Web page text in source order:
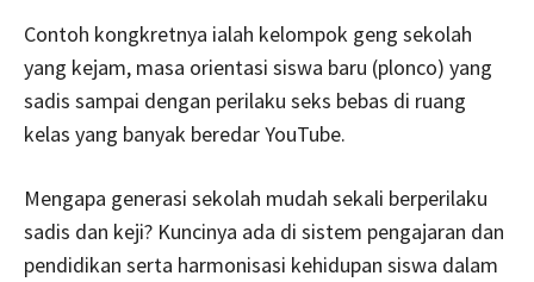
Contoh kongkretnya ialah kelompok geng sekolah
yang kejam, masa orientasi siswa baru (plonco) yang
sadis sampai dengan perilaku seks bebas di ruang
kelas yang banyak beredar YouTube.
Mengapa generasi sekolah mudah sekali berperilaku
sadis dan keji? Kuncinya ada di sistem pengajaran dan
pendidikan serta harmonisasi kehidupan siswa dalam